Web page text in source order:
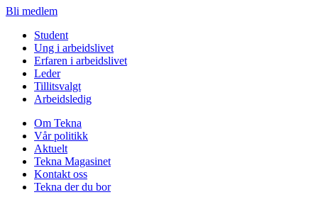
Bli medlem
Student
Ung i arbeidslivet
Erfaren i arbeidslivet
Leder
Tillitsvalgt
Arbeidsledig
Om Tekna
Vår politikk
Aktuelt
Tekna Magasinet
Kontakt oss
Tekna der du bor